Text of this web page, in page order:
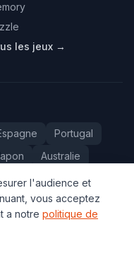
les jeux →
Portugal
Australie
Drapeaux
droits reserves.
l'audience et
vous acceptez
a notre politique de